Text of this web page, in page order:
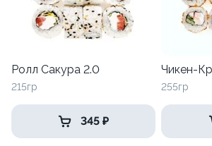
Ролл Сакура 2.0
215гр
345 ₽
Чикен-
255гр